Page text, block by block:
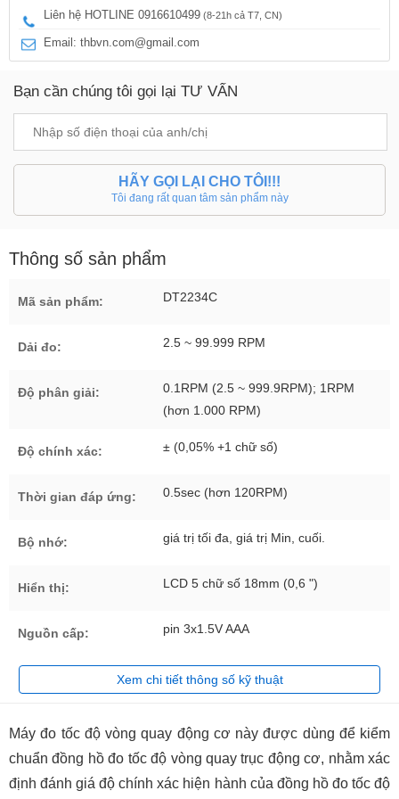
Liên hệ HOTLINE 0916610499 (8-21h cả T7, CN)
Email: thbvn.com@gmail.com
Bạn cần chúng tôi gọi lại TƯ VẤN
HÃY GỌI LẠI CHO TÔI!!!
Tôi đang rất quan tâm sản phẩm này
Thông số sản phẩm
Mã sản phẩm: DT2234C
Dải đo: 2.5 ~ 99.999 RPM
Độ phân giải:
0.1RPM (2.5 ~ 999.9RPM); 1RPM
(hơn 1.000 RPM)
Độ chính xác: ± (0,05% +1 chữ số)
Thời gian đáp ứng: 0.5sec (hơn 120RPM)
Bộ nhớ: giá trị tối đa, giá trị Min, cuối.
Hiển thị: LCD 5 chữ số 18mm (0,6 ")
Nguồn cấp: pin 3x1.5V AAA
Xem chi tiết thông số kỹ thuật
Máy đo tốc độ vòng quay động cơ này được dùng để kiểm
chuẩn đồng hồ đo tốc độ vòng quay trục động cơ, nhằm xác
định đánh giá độ chính xác hiện hành của đồng hồ đo tốc độ